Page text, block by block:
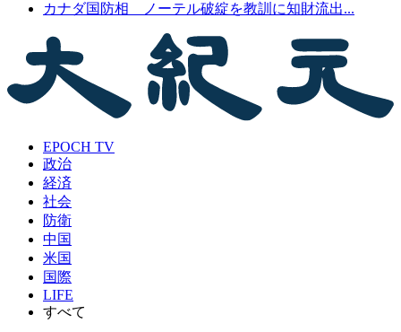
カナダ国防相 ノーテル破綻を教訓に知財流出...
EPOCH TV
政治
経済
社会
防衛
中国
米国
国際
LIFE
すべて